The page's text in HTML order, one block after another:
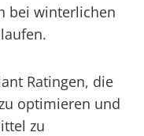
bei winterlichen
Ratingen, die
optimieren und
zu